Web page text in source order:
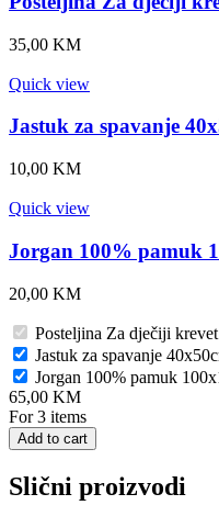
35,00 KM
Quick view
Jastuk za spavanje
10,00 KM
Quick view
Jorgan 100% pamuk
20,00 KM
Posteljina Za dječiji
Jastuk za spavanje
Jorgan 100% pamuk
65,00 KM
For 3 items
Add to cart
Slični proizvodi